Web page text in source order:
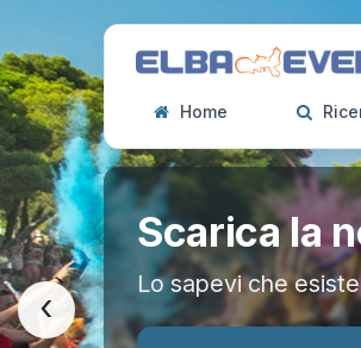
Home
Scarica la
Lo sapevi che
‹